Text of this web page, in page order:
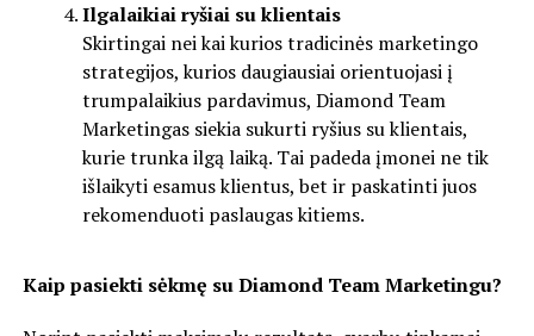
Ilgalaikiai ryšiai su klientais
Skirtingai nei kai kurios tradicinės marketingo
strategijos, kurios daugiausiai orientuojasi į
trumpalaikius pardavimus, Diamond Team
Marketingas siekia sukurti ryšius su klientais,
kurie trunka ilgą laiką. Tai padeda įmonei ne tik
išlaikyti esamus klientus, bet ir paskatinti juos
rekomenduoti paslaugas kitiems.
Kaip pasiekti sėkmę su Diamond Team Marketingu?